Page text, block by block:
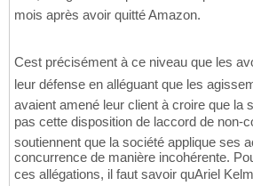
mois après avoir quitté Amazon.
Cest précisément à ce niveau que les
leur défense en alléguant que les
avaient amené leur client à croire que la
pas cette disposition de laccord de non-
soutiennent que la société applique ses
concurrence de manière incohérente.
ces allégations, il faut savoir quAriel